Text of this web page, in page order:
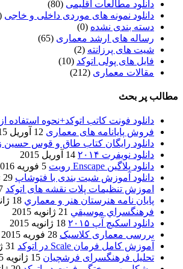
دانلود مطالعات اقلیمی (80)
دانلود نمونه های موردی داخلی و خاجی
دسته بندی نشده (0)
رساله های ارشد معماری (65)
شیت های پرزانته (2)
فایل های پولی اتوکد (10)
مقالات معماری (212)
مطالب پر بحث
دانلود فونت کاتب اتوکد+نحوه استفاده
فروش پایانامه های معماری 12 آوریل 2015
دانلود رایگان کتاب طاق و قوس
دانلود نویفرت ۲۰۱۴
14 آوریل 2015
دانلود پلاگین Enscape رویت
5 فوریه 2016
دانلود آموزش شیت بندی با فتوشاپ 29 ژوئن 2015
اموزش تنظیمات پلات نقشه های اتوکد 7
پایان نامه هنرستان هنر و معماري 18 ژانویه 2015
فرهنگسراي موسيقي 21 ژانویه 2015
دانلود اسکیچ آپ ۲۰۱۵
18 ژانویه 2015
بررسی معماری کلاسیک 28 فوریه 2015
آموزش کامل فرمان Scale در اتوکد
31 ژانویه 2016
تحلیل فرهنگسرای فرشچیان 15 ژانویه 2015